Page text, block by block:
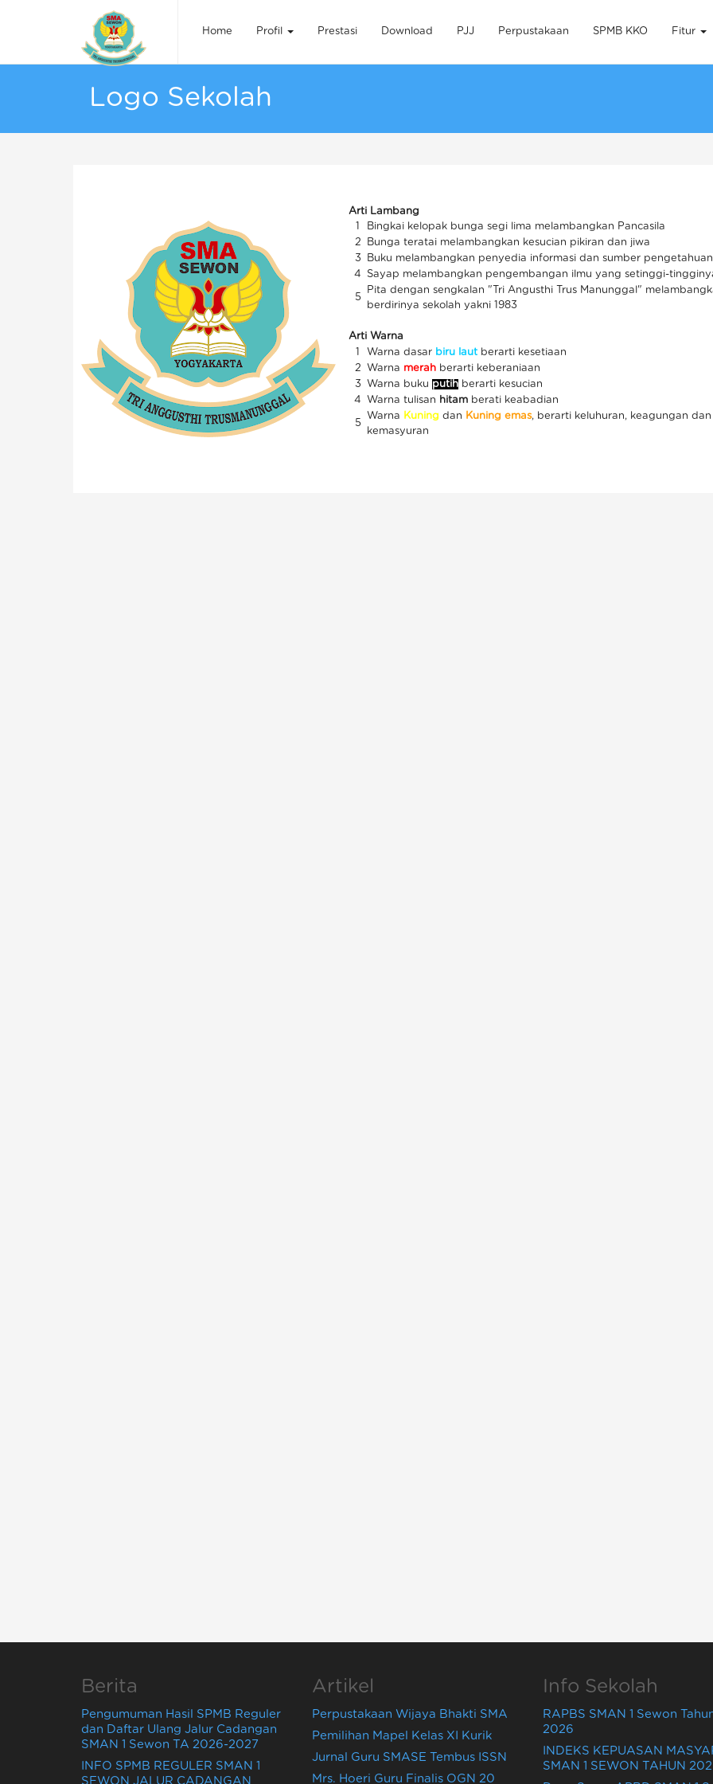
Home Profil Prestasi Download PJJ Perpustakaan SPMB KKO Fitur
Logo Sekolah
Arti Lambang
1
Bingkai kelopak bunga segi lima melambangkan Pancasila
2
Bunga teratai melambangkan kesucian pikiran dan jiwa
3
Buku melambangkan penyedia informasi dan sumber pengetahuan
4
Sayap melambangkan pengembangan ilmu yang setinggi-
5
Pita dengan sengkalan "Tri Angusthi Trus Manunggal"
berdirinya sekolah yakni 1983
Arti Warna
1
Warna dasar biru laut berarti kesetiaan
2
Warna merah berarti keberaniaan
3
Warna buku putih berarti kesucian
4
Warna tulisan hitam berati keabadian
5
Warna Kuning dan Kuning emas, berarti keluhuran, keagungan dan
kemasyuran
Berita
Pengumuman Hasil SPMB Reguler
dan Daftar Ulang Jalur Cadangan
SMAN 1 Sewon TA 2026-2027
INFO SPMB REGULER SMAN 1
SEWON JALUR CADANGAN
Artikel
Perpustakaan Wijaya Bhakti SMA
Pemilihan Mapel Kelas XI Kurik
Jurnal Guru SMASE Tembus ISSN
Mrs. Hoeri Guru Finalis OGN 20
Info Sekolah
RAPBS SMAN 1 Sewon
2026
INDEKS KEPUASAN
SMAN 1 SEWON TAHUN